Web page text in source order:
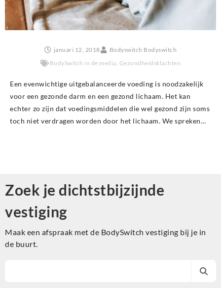
januari 12, 2018
Bodyswitch Bodyswitch
BodySwitch in de media , Gezondheidsklachten
Een evenwichtige uitgebalanceerde voeding is noodzakelijk
voor een gezonde darm en een gezond lichaam. Het kan
echter zo zijn dat voedingsmiddelen die wel gezond zijn soms
toch niet verdragen worden door het lichaam. We spreken…
Zoek je dichtstbijzijnde
vestiging
Maak een afspraak met de BodySwitch vestiging bij je in
de buurt.